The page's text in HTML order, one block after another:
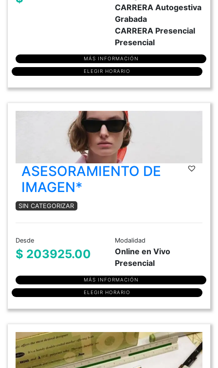
CARRERA Autogestiva
Grabada
CARRERA Presencial
Presencial
MÁS INFORMACIÓN
ELEGIR HORARIO
ASESORAMIENTO DE
IMAGEN*
SIN CATEGORIZAR
Desde
$ 203925.00
Modalidad
Online en Vivo
Presencial
MÁS INFORMACIÓN
ELEGIR HORARIO